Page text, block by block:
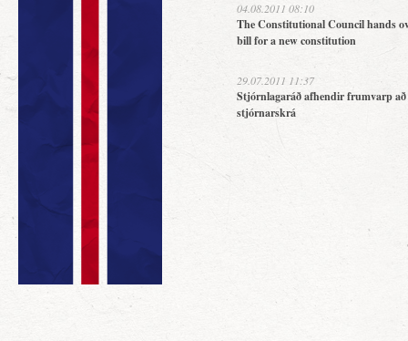
04.08.2011 08:10
The Constitutional Council hands
bill for a new constitution
29.07.2011 11:37
Stjórnlagaráð afhendir frumvarp
stjórnarskrá